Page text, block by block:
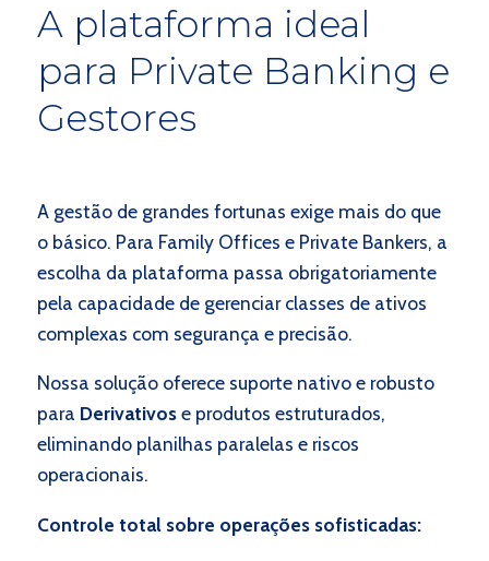
A plataforma ideal
para Private Banking e
Gestores
A gestão de grandes fortunas exige mais do que
o básico. Para Family Offices e Private Bankers, a
escolha da plataforma passa obrigatoriamente
pela capacidade de gerenciar classes de ativos
complexas com segurança e precisão.
Nossa solução oferece suporte nativo e robusto
para Derivativose produtos estruturados,
eliminando planilhas paralelas e riscos
operacionais.
Controle total sobre operações sofisticadas: